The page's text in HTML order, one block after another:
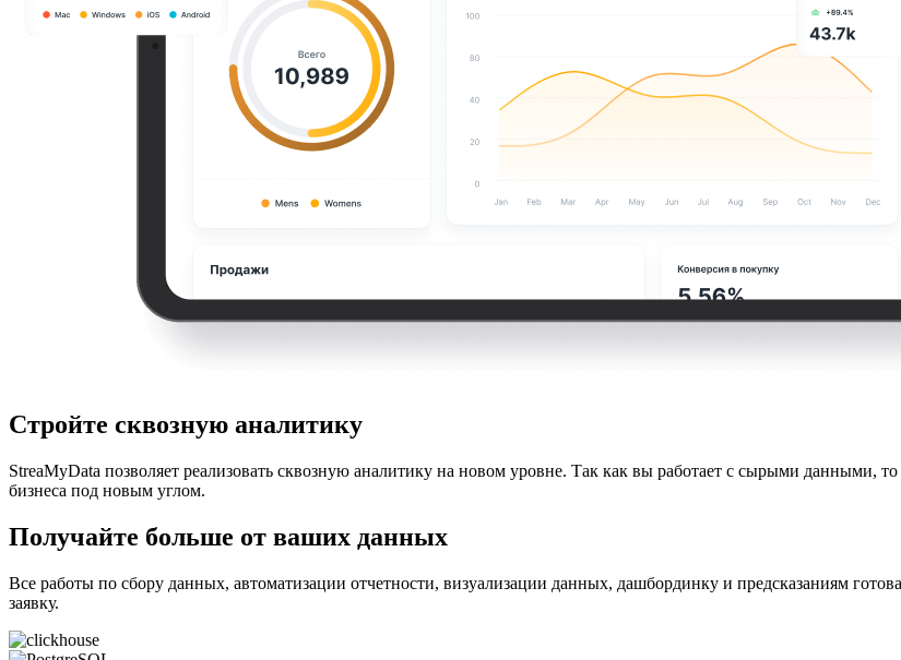
Стройте сквозную аналитику
StreaMyData позволяет реализовать сквозную аналитику на новом уровне. Так как вы работает с сырыми данными,
бизнеса под новым углом.
Получайте больше от ваших данных
Все работы по сбору данных, автоматизации отчетности, визуализации данных, дашбординку и предсказаниям
заявку.